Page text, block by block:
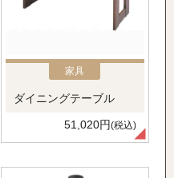
家具
ダイニングテーブル
51,020円(税込)